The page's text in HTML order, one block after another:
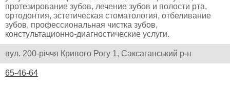
протезирование зубов, лечение зубов и полости рта,
ортодонтия, эстетическая стоматология, отбеливание
зубов, профессиональная чистка зубов,
констультационно-диагностические услуги.
вул. 200-річчя Кривого Рогу 1, Саксаганський р-н
65-46-64